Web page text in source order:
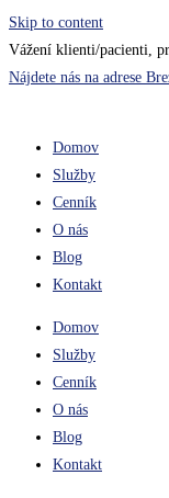
Skip to content
Vážení klienti/pacienti,
Nájdete nás na adrese
Domov
Služby
Cenník
O nás
Blog
Kontakt
Domov
Služby
Cenník
O nás
Blog
Kontakt